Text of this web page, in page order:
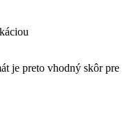
je preto vhodný skôr pre